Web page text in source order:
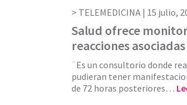
TELEMEDICINA | 15 julio,
Salud ofrece
reacciones
¨Es un consultorio donde
pudieran tener
de 72 horas posteriores…